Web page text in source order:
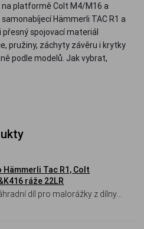
platformě Colt M4/M16 a
Hämmerli TAC R1 a
přesný spojovací materiál
pružiny, záchyty závěru i krytky
podle modelů. Jak vybrat,
Hämmerli Tac R1, Colt
ráže 22LR
díl pro malorážky z dílny
Umarex.